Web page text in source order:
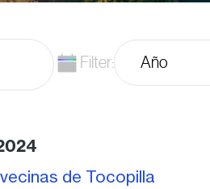
Filter: Año
de Tocopilla